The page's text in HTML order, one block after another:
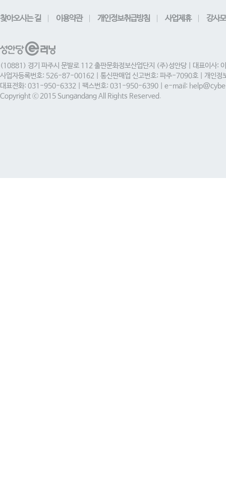
찾아오시는 길 이용약관 개인정보취급방침 사업제휴 강사
(10881) 경기 파주시 문발로 112 출판문화정보산업단지 (주)성안당 | 대표이사:
사업자등록번호: 526-87-00162 | 통신판매업 신고번호: 파주-7090호 | 개인정
대표전화: 031-950-6332 | 팩스번호: 031-950-6390 | e-mail:
Copyright ⓒ 2015 Sungandang All Rights Reserved.